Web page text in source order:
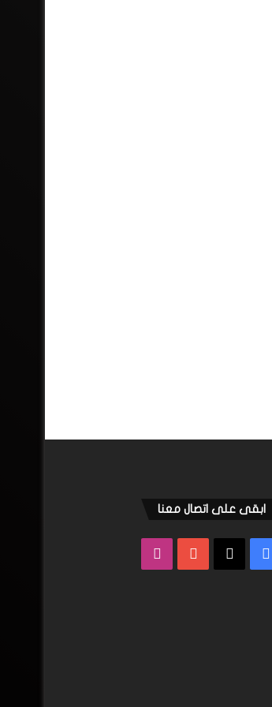
ابقى على اتصال معنا
فيسبوك ‫YouTube